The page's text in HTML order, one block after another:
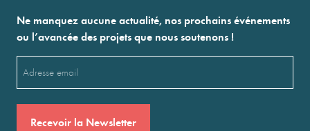
Ne manquez aucune actualité, nos prochains événements
ou l’avancée des projets que nous soutenons !
(Nécessaire)